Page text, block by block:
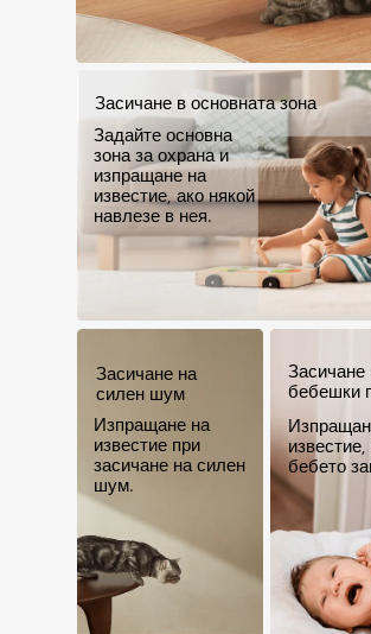
Засичане в основната зона
Задайте основна
зона за охрана и
изпращане на
известие, ако някой
навлезе в нея.
Засичане на
силен шум
Засичане
бебешки
Изпращане на
известие при
засичане на силен
шум.
известие,
бебето